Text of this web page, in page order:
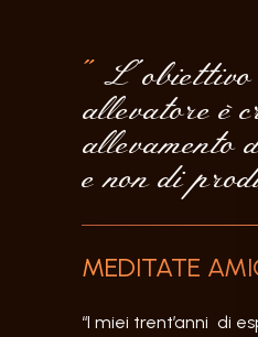
“I miei trent’anni di
MEDITATE
"L '
allevatore è
allevamento
e non di